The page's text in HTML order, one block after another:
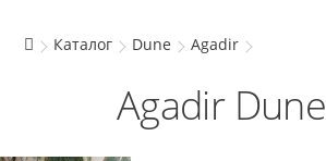
Каталог Dune Agadir
Agadir Dune